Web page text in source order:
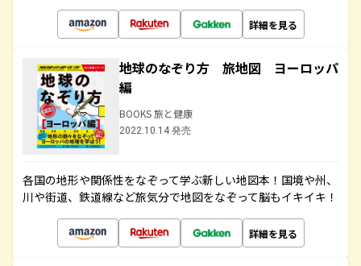
詳細を見る
地球のなぞり方 旅地図 ヨーロッパ
編
BOOKS 旅と健康
2022.10.14 発売
各国の地形や関係性をなぞって学ぶ新しい地図本！国境や州、
川や街道、鉄道線など旅気分で地図をなぞって脳もイキイキ！
詳細を見る